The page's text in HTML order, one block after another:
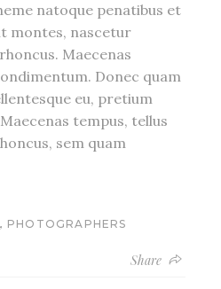
natoque penatibus et
montes, nascetur
Maecenas
Donec quam
eu, pretium
tempus, tellus
sem quam
, PHOTOGRAPHERS
Share